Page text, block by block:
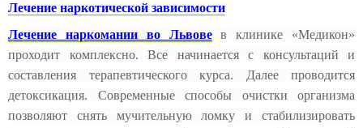
Лечение наркотической зависимости
Лечение наркомании во Львовев клинике «Медикон»
проходит комплексно. Все начинается с консультаций и
составления терапевтического курса. Далее проводится
детоксикация. Современные способы очистки организма
позволяют снять мучительную ломку и стабилизировать